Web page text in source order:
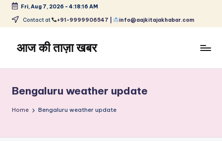
Skip
content
Fri, Aug 7, 2026 - 4:18:16 AM
Contact at +91-9999906547 | info@aajkitajakhabar.com
आज की ताज़ा खबर
ताज़ा
समाचार
–
Bengaluru weather update
Home Bengaluru weather update